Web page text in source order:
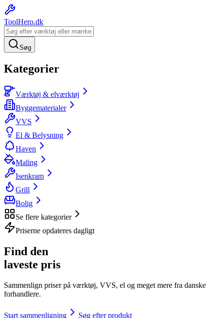
ToolHero.dk
Søg
Kategorier
Værktøj & elværktøj
Byggematerialer
VVS
El & Belysning
Haven
Maling
Isenkram
Grill
Bolig
Se flere kategorier
Priserne opdateres dagligt
Find den
laveste pris
Sammenlign priser på værktøj, VVS, el og meget mere fra danske
forhandlere.
Start sammenligning
Søg efter produkt